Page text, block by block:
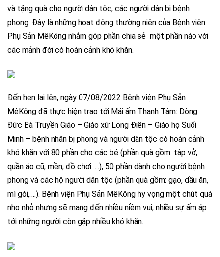
và tặng quà cho người dân tộc, các người dân bị bệnh
phong. Đây là những hoạt động thường niên của Bệnh viện
Phụ Sản MêKông nhằm góp phần chia sẻ một phần nào với
các mảnh đời có hoàn cảnh khó khăn.
Đến hẹn lại lên, ngày 07/08/2022 Bệnh viện Phụ Sản
MêKông đã thực hiện trao tới Mái ấm Thanh Tâm: Dòng
Đức Bà Truyền Giáo – Giáo xứ Long Điền – Giáo họ Suối
Minh – bệnh nhân bị phong và người dân tộc có hoàn cảnh
khó khăn với 80 phần cho các bé (phần quà gồm: tập vở,
quần áo cũ, mền, đồ chơi…..), 50 phần dành cho người bệnh
phong và các hộ người dân tộc (phần quà gồm: gạo, dầu ăn,
mì gói,….). Bệnh viện Phụ Sản MêKông hy vọng một chút quà
nho nhỏ nhưng sẽ mang đến nhiều niềm vui, nhiều sự ấm áp
tới những người còn gặp nhiều khó khăn.